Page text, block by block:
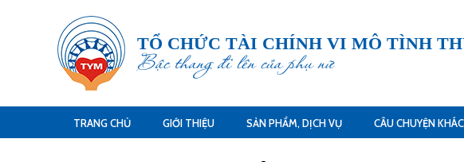
TỔ CHỨC TÀI CHÍNH VI MÔ TÌNH
Bậc thang đi lên của phụ nữ
TRANG CHỦ GIỚI THIỆU SẢN PHẨM, DỊCH VỤ CÂU CHUYỆN